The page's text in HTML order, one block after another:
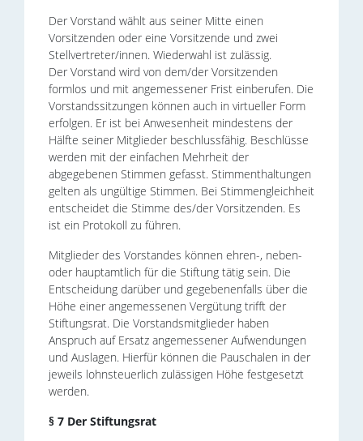
Der Vorstand wählt aus seiner Mitte einen
Vorsitzenden oder eine Vorsitzende und zwei
Stellvertreter/innen. Wiederwahl ist zulässig.
Der Vorstand wird von dem/der Vorsitzenden
formlos und mit angemessener Frist einberufen. Die
Vorstandssitzungen können auch in virtueller Form
erfolgen. Er ist bei Anwesenheit mindestens der
Hälfte seiner Mitglieder beschlussfähig. Beschlüsse
werden mit der einfachen Mehrheit der
abgegebenen Stimmen gefasst. Stimmenthaltungen
gelten als ungültige Stimmen. Bei Stimmengleichheit
entscheidet die Stimme des/der Vorsitzenden. Es
ist ein Protokoll zu führen.
Mitglieder des Vorstandes können ehren-, neben-
oder hauptamtlich für die Stiftung tätig sein. Die
Entscheidung darüber und gegebenenfalls über die
Höhe einer angemessenen Vergütung trifft der
Stiftungsrat. Die Vorstandsmitglieder haben
Anspruch auf Ersatz angemessener Aufwendungen
und Auslagen. Hierfür können die Pauschalen in der
jeweils lohnsteuerlich zulässigen Höhe festgesetzt
werden.
§ 7 Der Stiftungsrat